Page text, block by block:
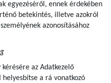
egyezéséről, ennek érdekében
betekintés, illetve azokról
azonosításához
az Adatkezelő
a rá vonatkozó